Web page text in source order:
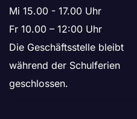
Mi 15.00 - 17.00 Uhr
Fr 10.00 – 12:00 Uhr
Die Geschäftsstelle bleibt
während der Schulferien
geschlossen.